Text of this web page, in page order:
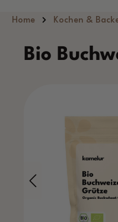
Hauptinhalt
Home Kochen &
Bio